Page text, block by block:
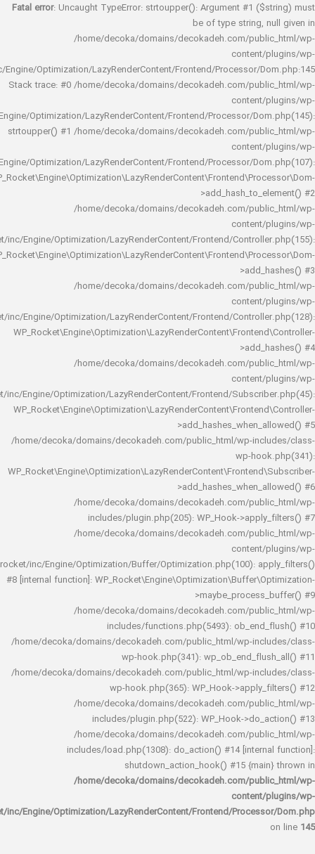
Fatal error : Uncaught TypeError: strtoupper(): Argument #1
be of type string,
/home/decoka/domains/decokadeh.com/
rocket/inc/Engine/Optimization/LazyRenderContent/Frontend/Processor/
Stack trace: #0 /home/decoka/domains/decokadeh.com/
rocket/inc/Engine/Optimization/LazyRenderContent/Frontend/Processor/
strtoupper() #1 /home/decoka/domains/decokadeh.com/
rocket/inc/Engine/Optimization/LazyRenderContent/Frontend/Processor/
/home/decoka/domains/decokadeh.com/
rocket/inc/Engine/Optimization/LazyRenderContent/Frontend/
/home/decoka/domains/decokadeh.com/
rocket/inc/Engine/Optimization/LazyRenderContent/Frontend/
/home/decoka/domains/decokadeh.com/
rocket/inc/Engine/Optimization/LazyRenderContent/Frontend/
/home/decoka/domains/decokadeh.com/public_html/wp-
wp-
/home/decoka/domains/decokadeh.com/
includes/plugin.php(205): WP_Hook-
/home/decoka/domains/decokadeh.com/
rocket/inc/Engine/Optimization/Buffer/Optimization.php(100):
#8 [internal function]:
/home/decoka/domains/decokadeh.com/
includes/functions.php(5493):
/home/decoka/domains/decokadeh.com/public_html/wp-
wp-hook.php(341):
/home/decoka/domains/decokadeh.com/public_html/wp-
wp-hook.php(365): WP_Hook-
/home/decoka/domains/decokadeh.com/
includes/plugin.php(522): WP_Hook-
/home/decoka/domains/decokadeh.com/
includes/load.php(1308): do_action() #14
shutdown_action_hook() #15
/home/decoka/domains/decokadeh.com/
rocket/inc/Engine/Optimization/LazyRenderContent/Frontend/